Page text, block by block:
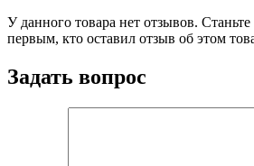
У данного товара нет отзывов. Станьте
первым, кто оставил отзыв об этом
Задать вопрос